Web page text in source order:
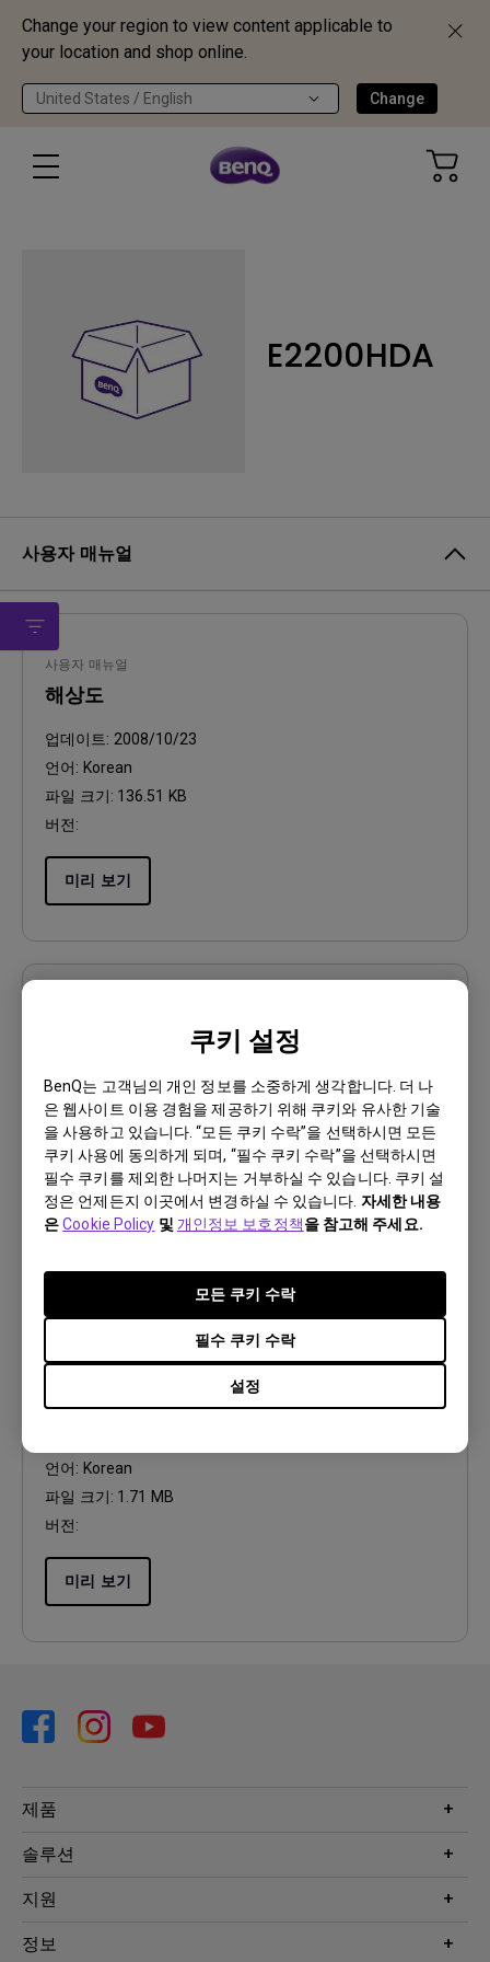
Change your region to view content applicable to
your location and shop online.
United States / English Change
쿠키 설정
BenQ는 고객님의 개인 정보를 소중하게 생각합니다. 더 나
은 웹사이트 이용 경험을 제공하기 위해 쿠키와 유사한 기술
을 사용하고 있습니다. “모든 쿠키 수락”을 선택하시면 모든
쿠키 사용에 동의하게 되며, “필수 쿠키 수락”을 선택하시면
필수 쿠키를 제외한 나머지는 거부하실 수 있습니다. 쿠키 설
정은 언제든지 이곳에서 변경하실 수 있습니다. 자세한 내용
은Cookie Policy 및 개인정보 보호정책을 참고해 주세요.
설정
필수 쿠키 수락
모든 쿠키 수락
E2200HDA
사용자 매뉴얼
사용자 매뉴얼
해상도
업데이트: 2008/10/23
언어: Korean
파일 크기: 136.51 KB
버전:
미리 보기
Safety Warning and Notice
업데이트:2021/01/06
언어:Korean
파일 크기:200.37 KB
버전:
미리 보기
사용자 매뉴얼
언어: Korean
파일 크기: 1.71 MB
버전:
미리 보기
제품
프로젝터
조명
솔루션
Eye-Care 모니터
e스포츠
지원
문의
정보